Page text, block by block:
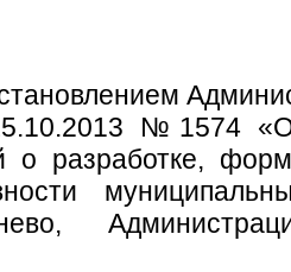
№1574
о разработке,